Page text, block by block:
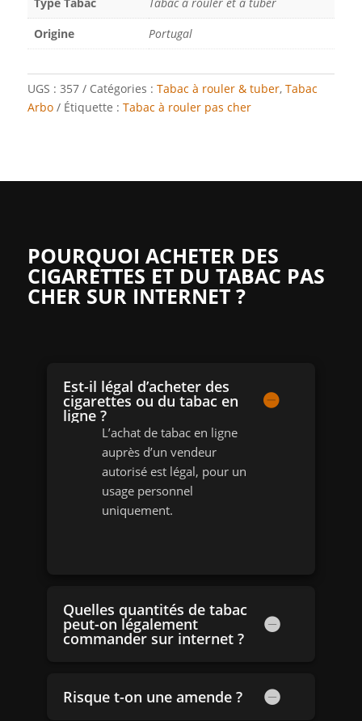
Origine
Portugal
UGS : 357 Catégories : Tabac à rouler & tuber, Tabac
Arbo
Étiquette : Tabac à rouler pas cher
POURQUOI ACHETER DES
CIGARETTES ET DU TABAC PAS
CHER SUR INTERNET ?
Est-il légal d’acheter des
cigarettes ou du tabac en
ligne ?
L’achat de tabac en ligne
auprès d’un vendeur
autorisé est légal, pour un
usage personnel
uniquement.
Quelles quantités de tabac
peut-on légalement
commander sur internet ?
Risque t-on une amende ?